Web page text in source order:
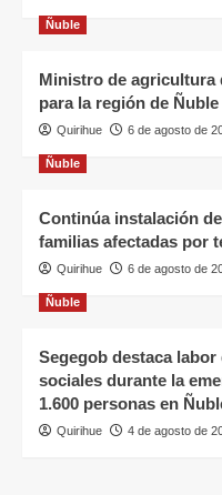
Ñuble
Ministro de agricultura
para la región de Ñuble
Quirihue 6 de agosto de
Ñuble
Continúa instalación
familias afectadas por
Quirihue 6 de agosto de
Ñuble
Segegob destaca
sociales durante la
1.600 personas en
Quirihue 4 de agosto de